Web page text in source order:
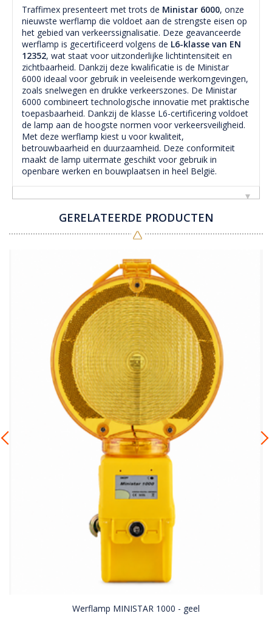
Traffimex presenteert met trots de Ministar 6000, onze
nieuwste werflamp die voldoet aan de strengste eisen op
het gebied van verkeerssignalisatie. Deze geavanceerde
werflamp is gecertificeerd volgens de L6-klasse van EN
12352, wat staat voor uitzonderlijke lichtintensiteit en
zichtbaarheid. Dankzij deze kwalificatie is de Ministar
6000 ideaal voor gebruik in veeleisende werkomgevingen,
zoals snelwegen en drukke verkeerszones. De Ministar
6000 combineert technologische innovatie met praktische
toepasbaarheid. Dankzij de klasse L6-certificering voldoet
de lamp aan de hoogste normen voor verkeersveiligheid.
Met deze werflamp kiest u voor kwaliteit,
betrouwbaarheid en duurzaamheid. Deze conformiteit
maakt de lamp uitermate geschikt voor gebruik in
openbare werken en bouwplaatsen in heel België.
GERELATEERDE PRODUCTEN
Werflamp MINISTAR 1000 - geel